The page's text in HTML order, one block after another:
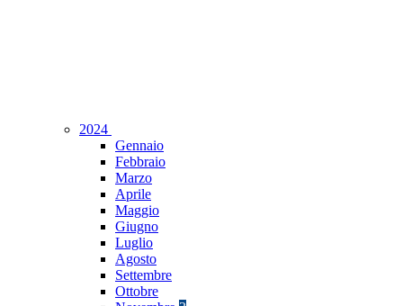
2024
Gennaio
Febbraio
Marzo
Aprile
Maggio
Giugno
Luglio
Agosto
Settembre
Ottobre